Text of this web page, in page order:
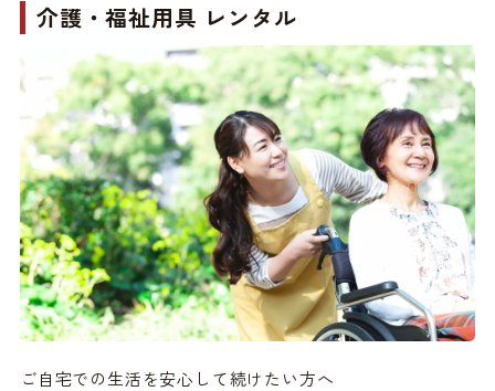
介護・福祉用具 レンタル
ご自宅での生活を安心して続けたい方へ